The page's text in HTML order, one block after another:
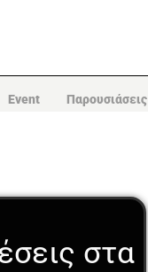
Event Παρουσιάσεις
στα